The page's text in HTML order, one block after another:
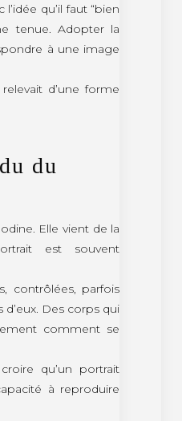
qu’il faut “bien
tenue. Adopter la
à une image
d’une forme
du
Elle vient de la
est souvent
contrôlées, parfois
d’eux. Des corps qui
comment se
qu’un portrait
à reproduire